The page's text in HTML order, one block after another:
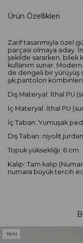
Ürün Özellikleri
Zarif tasarımıyla özel
parçası olmaya aday.
şekilde sararken, bilek
kullanım sunar.
de dengeli bir yürüyüş
şık pantolon
Dış Materyal: İthal PU
İç Materyal: İthal PU
İç Taban: Yumuşak
Dış Taban: niyolit
Topuk yüksekliği: 6 cm
Kalıp: Tam kalıp
numara büyük tercih
Yeni